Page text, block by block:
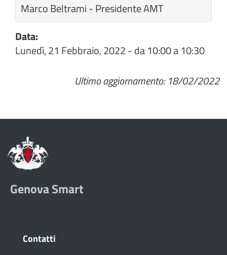
Marco Beltrami - Presidente AMT
Data:
Lunedì, 21 Febbraio, 2022 -da10:00a10:30
Ultimo aggiornamento: 18/02/2022
Genova Smart
Contatti